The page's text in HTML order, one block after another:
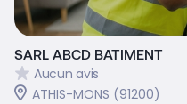
SARL ABCD BATIMENT
Aucun avis
ATHIS-MONS (91200)